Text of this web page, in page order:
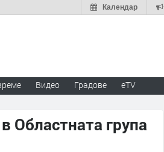
Календар
Видео Градове eTV
Областната група